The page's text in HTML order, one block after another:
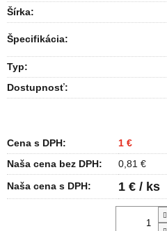
Šírka:
Špecifikácia:
Typ:
Dostupnosť:
Cena s DPH:
1 €
Naša cena bez DPH:
0,81 €
Naša cena s DPH:
1 € / ks